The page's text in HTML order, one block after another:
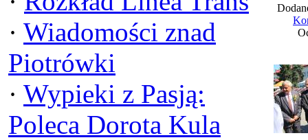
· Wiadomości znad
Piotrówki
· Wypieki z Pasją:
Poleca Dorota Kula